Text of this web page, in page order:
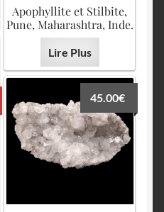
Apophyllite et Stilbite,
Pune, Maharashtra, Inde.
Lire Plus
45.00€